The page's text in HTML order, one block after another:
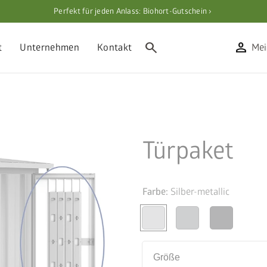
Perfekt für jeden Anlass: Biohort-Gutschein ›
Unternehmen Kontakt search person
Türpaket
Farbe: Silber-metallic
Größe